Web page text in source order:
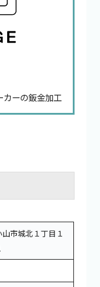
カーの鈑金加工
市城北１丁目１